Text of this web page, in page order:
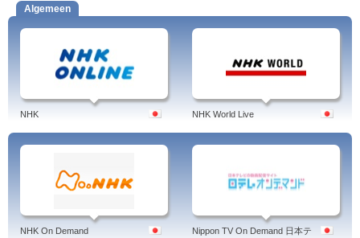
Algemeen
NHK NHK World Live
NHK On Demand
Nippon TV On Demand 日本テ